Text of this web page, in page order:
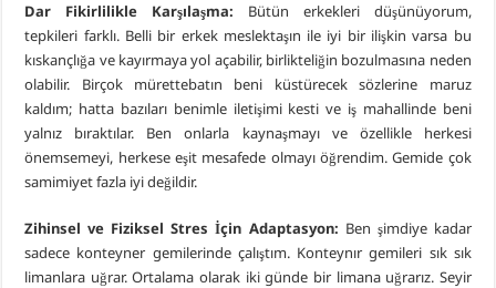
Dar Fikirlilikle Karşılaşma: Bütün erkekleri düşünüyorum,
tepkileri farklı. Belli bir erkek meslektaşın ile iyi bir ilişkin varsa bu
kıskançlığa ve kayırmaya yol açabilir, birlikteliğin bozulmasına neden
olabilir. Birçok mürettebatın beni küstürecek sözlerine maruz
kaldım; hatta bazıları benimle iletişimi kesti ve iş mahallinde beni
yalnız bıraktılar. Ben onlarla kaynaşmayı ve özellikle herkesi
önemsemeyi, herkese eşit mesafede olmayı öğrendim. Gemide çok
samimiyet fazla iyi değildir.
Zihinsel ve Fiziksel Stres İçin Adaptasyon: Ben şimdiye kadar
sadece konteyner gemilerinde çalıştım. Konteynır gemileri sık sık
limanlara uğrar. Ortalama olarak iki günde bir limana uğrarız. Seyir